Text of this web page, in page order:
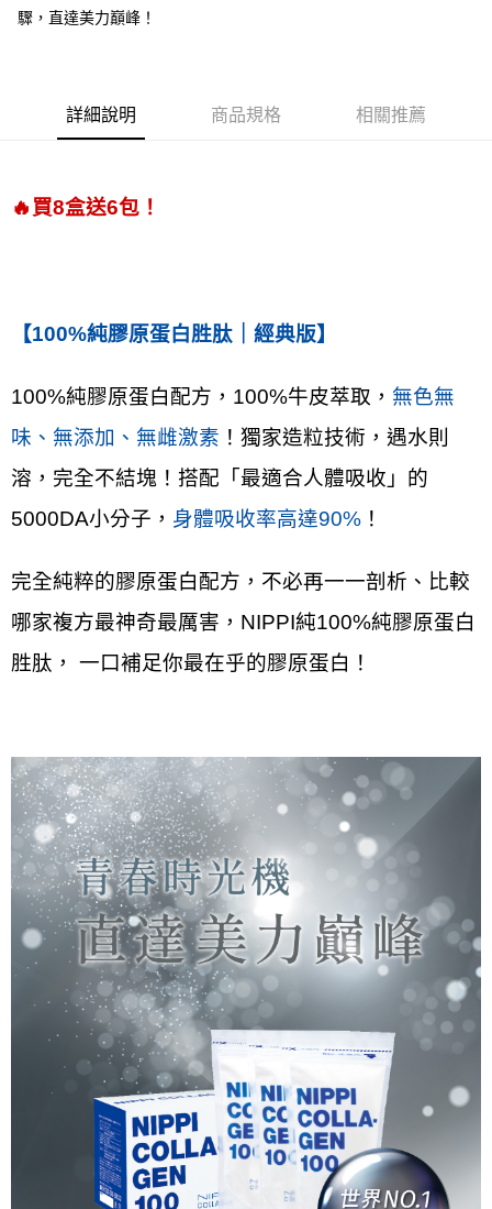
【繳款方式說明】
帳／街口支付／iPASS MONEY」等通路繳費。
【注意事項】
買賣價金債權讓與本公司後，依約使用本公司帳單繳交帳款。
付款後萊爾富取貨
每筆NT$90，滿NT$2,000(含以上)免運費
每筆NT$90，滿NT$2,000(含以上)免運費
驟，直達美力巔峰！
詳細說明 商品規格 相關推薦
🔥 買8盒送6包！
【100%純膠原蛋白胜肽｜經典版】
100%純膠原蛋白配方，100%牛皮萃取， 無色無
味、無添加、無雌激素 ！獨家造粒技術，遇水則
溶，完全不結塊！搭配「最適合人體吸收」的
5000DA小分子， 身體吸收率高達90% ！
完全純粹的膠原蛋白配方，不必再一一剖析、比較
哪家複方最神奇最厲害，NIPPI純100%純膠原蛋白
胜肽， 一口補足你最在乎的膠原蛋白！